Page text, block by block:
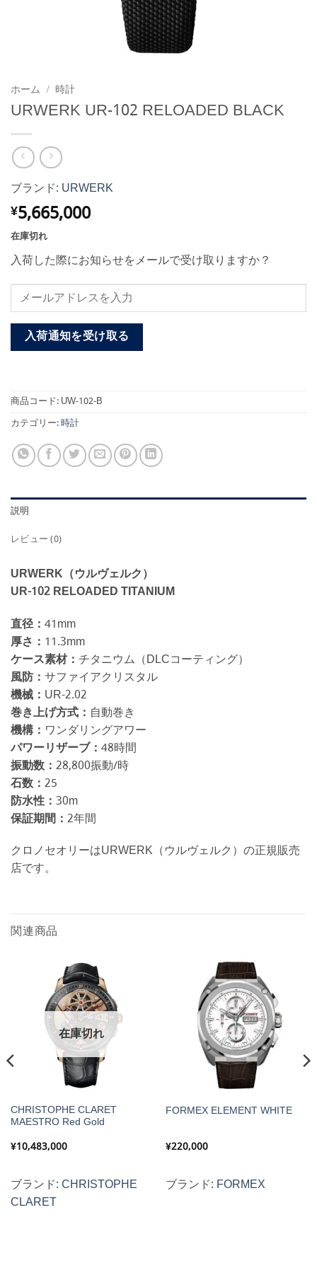
ホーム / 時計
URWERK UR-102 RELOADED BLACK
ブランド: URWERK
¥5,665,000
在庫切れ
入荷した際にお知らせをメールで受け取りますか？
入荷通知を受け取る
商品コード:UW-102-B
カテゴリー:時計
説明
レビュー (0)
URWERK（ウルヴェルク）
UR-102 RELOADED TITANIUM
直径： 41mm
厚さ： 11.3mm
ケース素材： チタニウム（DLCコーティング）
風防： サファイアクリスタル
機械： UR-2.02
巻き上げ方式： 自動巻き
機構： ワンダリングアワー
パワーリザーブ： 48時間
振動数： 28,800振動/時
石数： 25
防水性： 30m
保証期間： 2年間
クロノセオリーはURWERK（ウルヴェルク）の正規販売
店です。
関連商品
在庫切れ
CHRISTOPHE CLARET
MAESTRO Red Gold
¥10,483,000
ブランド:CHRISTOPHE
CLARET
FORMEX ELEMENT WHITE
¥220,000
ブランド: FORMEX